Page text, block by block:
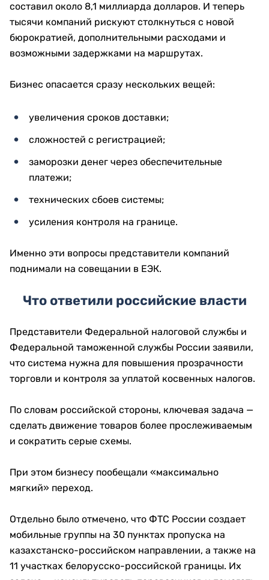
составил около 8,1 миллиарда долларов. И теперь
тысячи компаний рискуют столкнуться с новой
бюрократией, дополнительными расходами и
возможными задержками на маршрутах.
Бизнес опасается сразу нескольких вещей:
увеличения сроков доставки;
сложностей с регистрацией;
заморозки денег через обеспечительные
платежи;
технических сбоев системы;
усиления контроля на границе.
Именно эти вопросы представители компаний
поднимали на совещании в ЕЭК.
Что ответили российские власти
Представители Федеральной налоговой службы и
Федеральной таможенной службы России заявили,
что система нужна для повышения прозрачности
торговли и контроля за уплатой косвенных налогов.
По словам российской стороны, ключевая задача —
сделать движение товаров более прослеживаемым
и сократить серые схемы.
При этом бизнесу пообещали «максимально
мягкий» переход.
Отдельно было отмечено, что ФТС России создает
мобильные группы на 30 пунктах пропуска на
казахстанско-российском направлении, а также на
11 участках белорусско-российской границы. Их